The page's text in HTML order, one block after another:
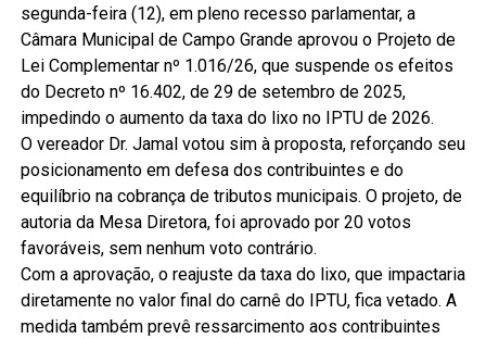
segunda-feira (12), em pleno recesso parlamentar, a
Câmara Municipal de Campo Grande aprovou o Projeto de
Lei Complementar nº 1.016/26, que suspende os efeitos
do Decreto nº 16.402, de 29 de setembro de 2025,
impedindo o aumento da taxa do lixo no IPTU de 2026.
O vereador Dr. Jamal votou sim à proposta, reforçando seu
posicionamento em defesa dos contribuintes e do
equilíbrio na cobrança de tributos municipais. O projeto, de
autoria da Mesa Diretora, foi aprovado por 20 votos
favoráveis, sem nenhum voto contrário.
Com a aprovação, o reajuste da taxa do lixo, que impactaria
diretamente no valor final do carnê do IPTU, fica vetado. A
medida também prevê ressarcimento aos contribuintes